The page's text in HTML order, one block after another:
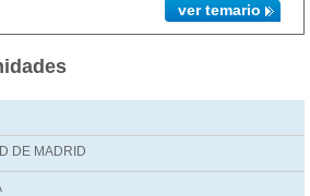
ver temario
DE MADRID